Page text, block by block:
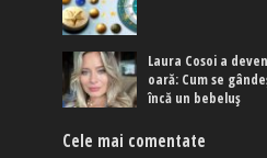
Laura Cosoi a
oară: Cum se
încă un bebeluș
Cele mai comentate